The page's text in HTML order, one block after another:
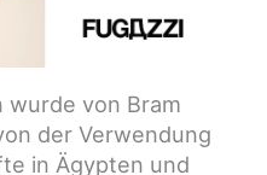
wurde von Bram
der Verwendung
in Ägypten und